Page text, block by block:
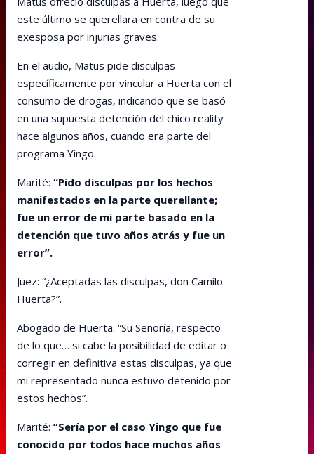
este último se querellara en contra de su
exesposa por injurias graves.
En el audio, Matus pide disculpas
específicamente por vincular a Huerta con el
consumo de drogas, indicando que se basó
en una supuesta detención del chico reality
hace algunos años, cuando era parte del
programa Yingo.
Marité: “Pido disculpas por los hechos
manifestados en la parte querellante;
fue un error de mi parte basado en la
detención que tuvo años atrás y fue un
error”.
Juez: “¿Aceptadas las disculpas, don Camilo
Huerta?”.
Abogado de Huerta: “Su Señoría, respecto
de lo que… si cabe la posibilidad de editar o
corregir en definitiva estas disculpas, ya que
mi representado nunca estuvo detenido por
estos hechos”.
Marité: “Sería por el caso Yingo que fue
conocido por todos hace muchos años